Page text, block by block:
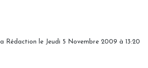
Rédaction le Jeudi 5 Novembre 2009 à 13:20